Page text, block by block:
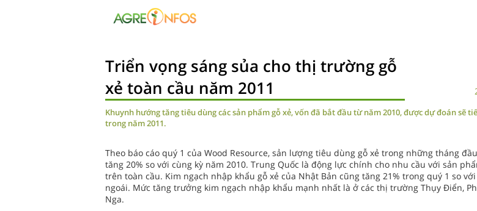
Triển vọng sáng sủa cho thị trường gỗ
xẻ toàn cầu năm 2011
Khuynh hướng tăng tiêu dùng các sản phẩm gỗ xẻ, vốn đã bắt đầu từ năm 2010, được dự đoán sẽ
trong năm 2011.
Theo báo cáo quý 1 của Wood Resource, sản lượng tiêu dùng gỗ xẻ trong những tháng
tăng 20% so với cùng kỳ năm 2010. Trung Quốc là động lực chính cho nhu cầu với sản
trên toàn cầu. Kim ngạch nhập khẩu gỗ xẻ của Nhật Bản cũng tăng 21% trong quý 1 so
ngoái. Mức tăng trưởng kim ngạch nhập khẩu mạnh nhất là ở các thị trường Thụy Điển,
Nga.